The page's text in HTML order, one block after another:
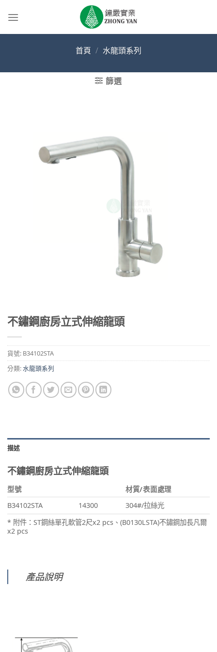
首頁 / 水龍頭系列
篩選
不鏽鋼廚房立式伸縮龍頭
貨號: B34102STA
分類:水龍頭系列
描述
不鏽鋼廚房立式伸縮龍頭
型號
材質/表面處理
B34102STA
14300
304#/拉絲光
* 附件：ST鋼絲單孔軟管2尺x2 pcs、(B0130LSTA)不鏽鋼加長凡爾
x2 pcs
產品說明